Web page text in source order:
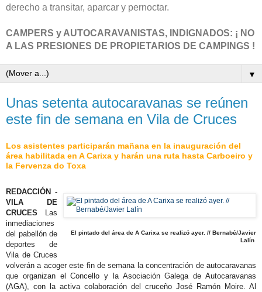
derecho a transitar, aparcar y pernoctar.
CAMPERS y AUTOCARAVANISTAS, INDIGNADOS: ¡ NO
A LAS PRESIONES DE PROPIETARIOS DE CAMPINGS !
▼
Unas setenta autocaravanas se reúnen
este fin de semana en Vila de Cruces
Los asistentes participarán mañana en la inauguración del
área habilitada en A Carixa y harán una ruta hasta Carboeiro y
la Fervenza do Toxa
El pintado del área de A Carixa se realizó ayer. // Bernabé/Javier
Lalín
REDACCIÓN -
VILA DE
CRUCES Las
inmediaciones
del pabellón de
deportes de
Vila de Cruces
volverán a acoger este fin de semana la concentración de autocaravanas
que organizan el Concello y la Asociación Galega de Autocaravanas
(AGA), con la activa colaboración del cruceño José Ramón Moire. Al